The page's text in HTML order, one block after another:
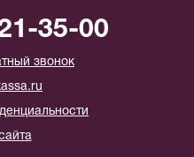
35-00
звонок